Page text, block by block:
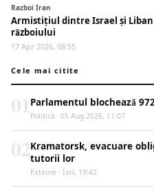
Razboi Iran
Armistițiul dintre Israel și
războiului
17 Apr 2026, 08:55
Cele mai citite
Parlamentul blochează
Politică · 05 Aug 2026, 11:07
Kramatorsk, evacuare
tutorii lor
Externe · Ieri, 19:42